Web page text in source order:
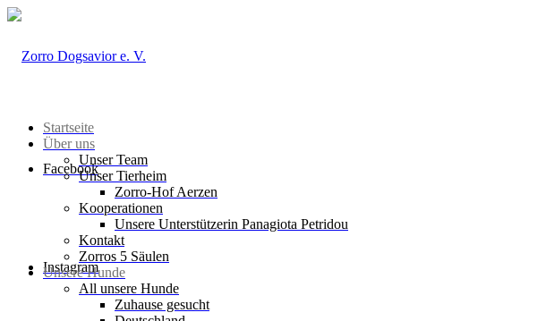
Facebook
Instagram
Startseite
Über uns
Unser Team
Unser Tierheim
Zorro-Hof Aerzen
Kooperationen
Unsere Unterstützerin Panagiota Petridou
Kontakt
Zorros 5 Säulen
Unsere Hunde
All unsere Hunde
Zuhause gesucht